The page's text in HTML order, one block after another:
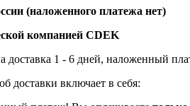
(наложенного платежа нет)
компанией CDEK
доставка 1 - 6 дней, наложенный
доставки включает в себя: